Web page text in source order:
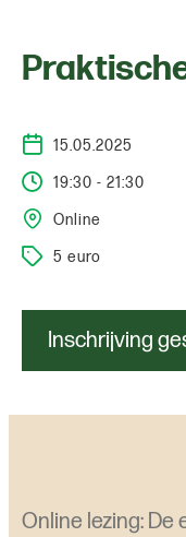
15.05.2025
19:30 - 21:30
Online
5 euro
Inschrijving
Online lezing: